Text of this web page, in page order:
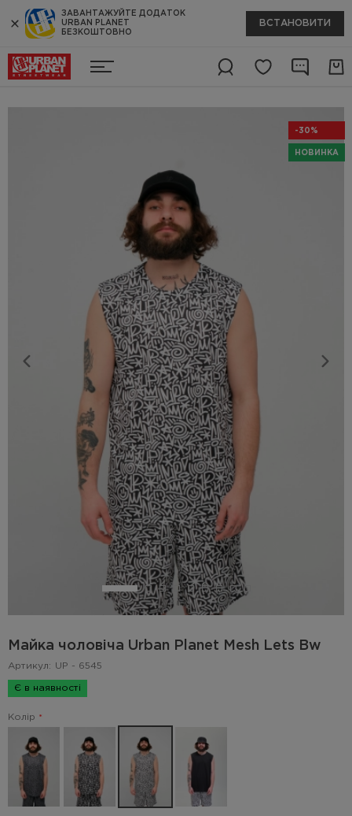
ЗАВАНТАЖУЙТЕ ДОДАТОК
URBAN PLANET
БЕЗКОШТОВНО
ВСТАНОВИТИ
-30%
НОВИНКА
Майка чоловіча Urban Planet Mesh Lets Bw
Артикул: UP - 6545
Є в наявності
Колір